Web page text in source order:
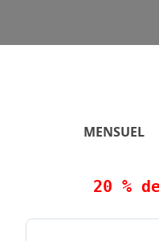
MENSUEL
20 %